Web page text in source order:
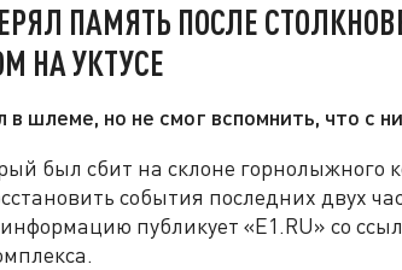
ПАМЯТЬ ПОСЛЕ
НА УКТУСЕ
шлеме, но не смог вспомнить, что с
был сбит на склоне горнолыжного
события последних двух
публикует «Е1.RU» со